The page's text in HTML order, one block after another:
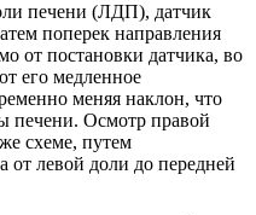
печени (ЛДП), датчик
поперек направления
от постановки датчика, во
его медленное
меняя наклон, что
печени. Осмотр правой
схеме, путем
от левой доли до передней